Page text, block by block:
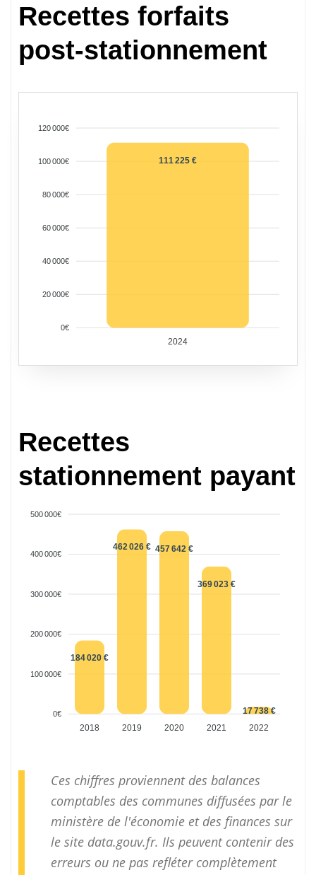
Recettes forfaits
post-stationnement
120 000€
100 000€
80 000€
60 000€
40 000€
20 000€
0€
111 225 €
2024
Recettes
stationnement payant
500 000€
400 000€
300 000€
200 000€
100 000€
0€
184 020 €
462 026 € 457 642 €
369 023 €
17 738 €
2018
2019 2020 2021 2022
Ces chiffres proviennent des balances
comptables des communes diffusées par le
ministère de l'économie et des finances sur
le site data.gouv.fr. Ils peuvent contenir des
erreurs ou ne pas refléter complètement